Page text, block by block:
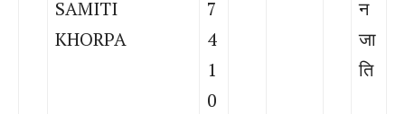
SAMITI
KHORPA
7
4
1
0
न
जा
ति